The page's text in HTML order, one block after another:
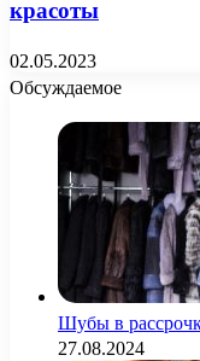
красоты
02.05.2023
Обсуждаемое
Шубы в
27.08.2024